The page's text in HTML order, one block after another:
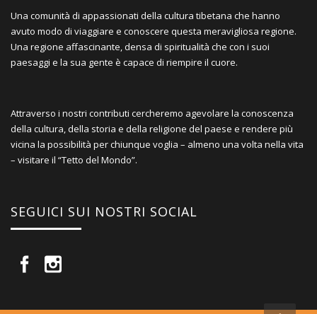
Una comunità di appassionati della cultura tibetana che hanno
avuto modo di viaggiare e conoscere questa meravigliosa regione.
Una regione affascinante, densa di spiritualità che con i suoi
paesaggi e la sua gente è capace di riempire il cuore.
Attraverso i nostri contributi cercheremo agevolare la conoscenza
della cultura, della storia e della religione del paese e rendere più
vicina la possibilità per chiunque voglia – almeno una volta nella vita
– visitare il “Tetto del Mondo”.
SEGUICI SUI NOSTRI SOCIAL